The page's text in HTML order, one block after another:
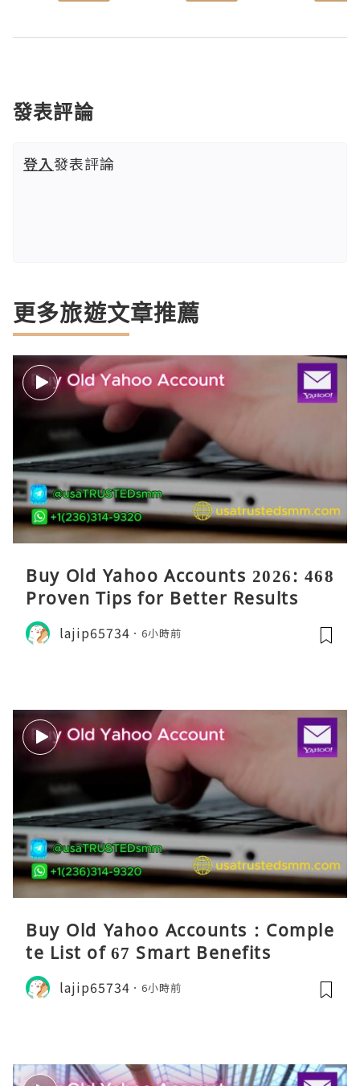
發表評論
登入發表評論
更多旅遊文章推薦
Buy Old Yahoo Accounts 2026: 468
Proven Tips for Better Results
lajip65734 6小時前
Buy Old Yahoo Accounts : Comple
te List of 67 Smart Benefits
lajip65734 6小時前